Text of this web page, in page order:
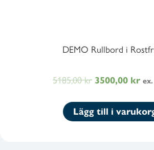
DEMO Rullbord i
5185,00kr Det
priset
var:
3500,00 kr
är:
Lägg till i